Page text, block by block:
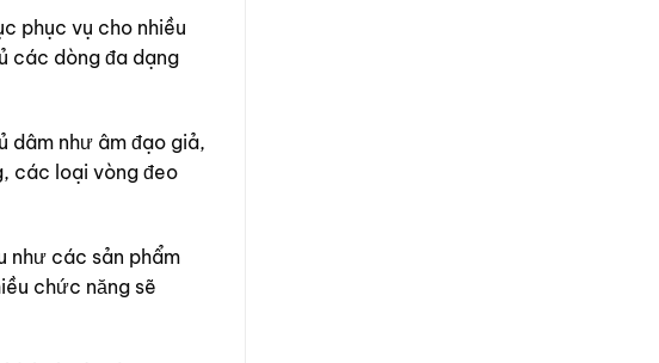
phục vụ cho nhiều
các dòng đa dạng
dâm như âm đạo giả,
các loại vòng đeo
như các sản phẩm
chức năng sẽ